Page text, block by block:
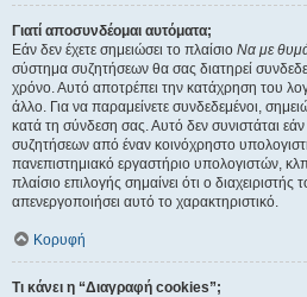
Γιατί αποσυνδέομαι αυτόματα;
Εάν δεν έχετε σημειώσει το πλαίσιο Να με
σύστημα συζητήσεων θα σας διατηρεί
χρόνο. Αυτό αποτρέπει την κατάχρηση του
άλλο. Για να παραμείνετε συνδεδεμένοι,
κατά τη σύνδεση σας. Αυτό δεν συνιστάται
συζητήσεων από έναν κοινόχρηστο
πανεπιστημιακό εργαστήριο υπολογιστών,
πλαίσιο επιλογής σημαίνει ότι ο
απενεργοποιήσει αυτό το χαρακτηριστικό.
Κορυφή
Τι κάνει η “Διαγραφή cookies”;